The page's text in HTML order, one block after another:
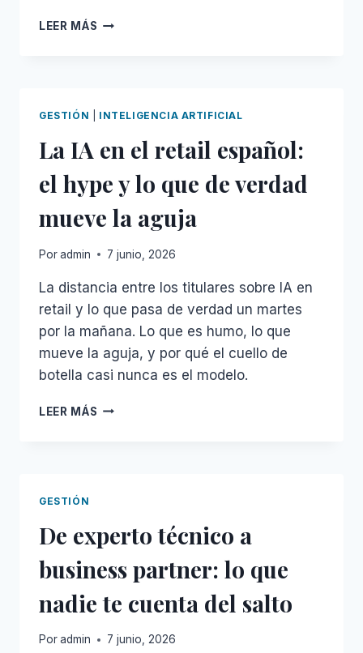
LEER MÁS CÓMO
PROYECTOS
DE
QUE
FRACASAN
GESTIÓN INTELIGENCIA ARTIFICIAL
La IA en el retail español:
el hype y lo que de verdad
mueve la aguja
Poradmin 7 junio, 2026
La distancia entre los titulares sobre IA en
retail y lo que pasa de verdad un martes
por la mañana. Lo que es humo, lo que
mueve la aguja, y por qué el cuello de
botella casi nunca es el modelo.
LEER MÁS LA
Y
QUE
DE
VERDAD
LA
GESTIÓN
De experto técnico a
business partner: lo que
nadie te cuenta del salto
Poradmin 7 junio, 2026